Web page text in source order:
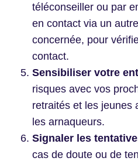
téléconseiller ou par
en contact via un
concernée, pour
contact.
Sensibiliser votre
risques avec vos
retraités et les jeunes
les arnaqueurs.
Signaler les
cas de doute ou de